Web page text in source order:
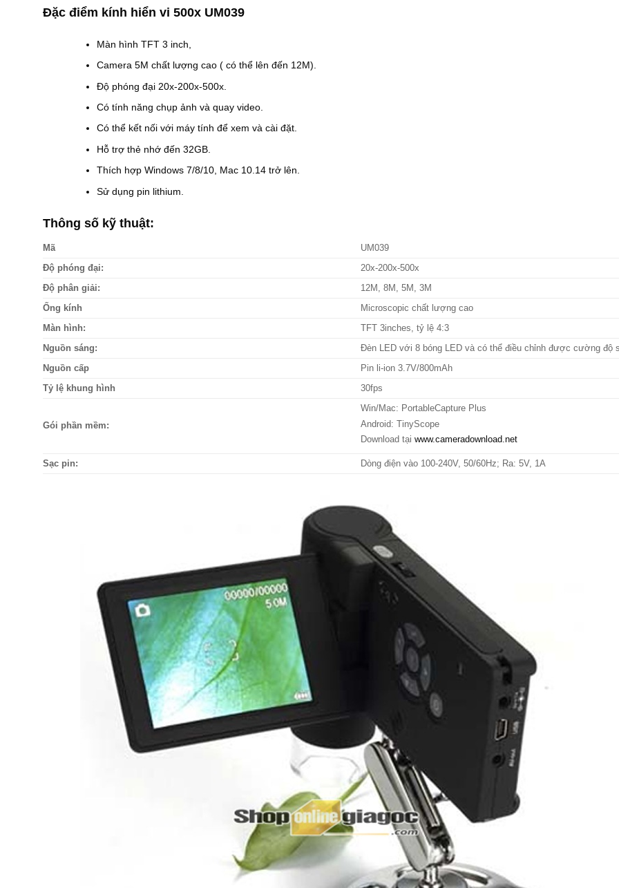
Đặc điểm kính hiển vi 500x UM039
Màn hình TFT 3 inch,
Camera 5M chất lượng cao ( có thể lên đến 12M).
Độ phóng đại 20x-200x-500x.
Có tính năng chụp ảnh và quay video.
Có thể kết nối với máy tính để xem và cài đặt.
Hỗ trợ thẻ nhớ đến 32GB.
Thích hợp Windows 7/8/10, Mac 10.14 trở lên.
Sử dụng pin lithium.
Thông số kỹ thuật:
Mã UM039
Độ phóng đại: 20x-200x-500x
Độ phân giải: 12M, 8M, 5M, 3M
Ống kính Microscopic chất lượng cao
Màn hình: TFT 3inches, tỷ lệ 4:3
Nguồn sáng: Đèn LED với 8 bóng LED và có thể điều chỉnh được cường độ
Nguồn cấp Pin li-ion 3.7V/800mAh
Tỷ lệ khung hình 30fps
Gói phần mềm:
Win/Mac: PortableCapture Plus
Android: TinyScope
Download tạiwww.cameradownload.net
Sạc pin: Dòng điện vào 100-240V, 50/60Hz; Ra: 5V, 1A